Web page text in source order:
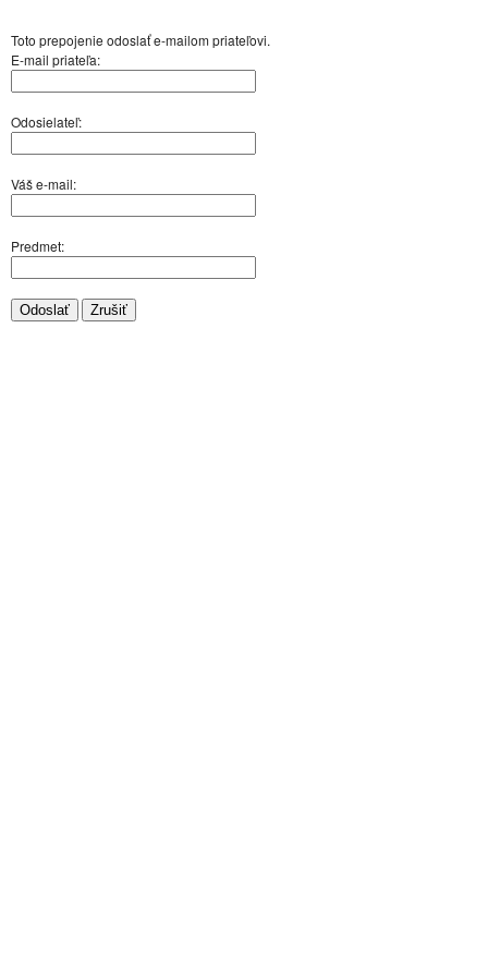
Toto prepojenie odoslať e-mailom priateľovi.
E-mail priateľa:
Odosielateľ:
Váš e-mail:
Predmet:
Odoslať Zrušiť